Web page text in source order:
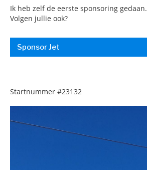
Ik heb zelf de eerste sponsoring gedaan.
Volgen jullie ook?
Sponsor Jet
Startnummer #23132